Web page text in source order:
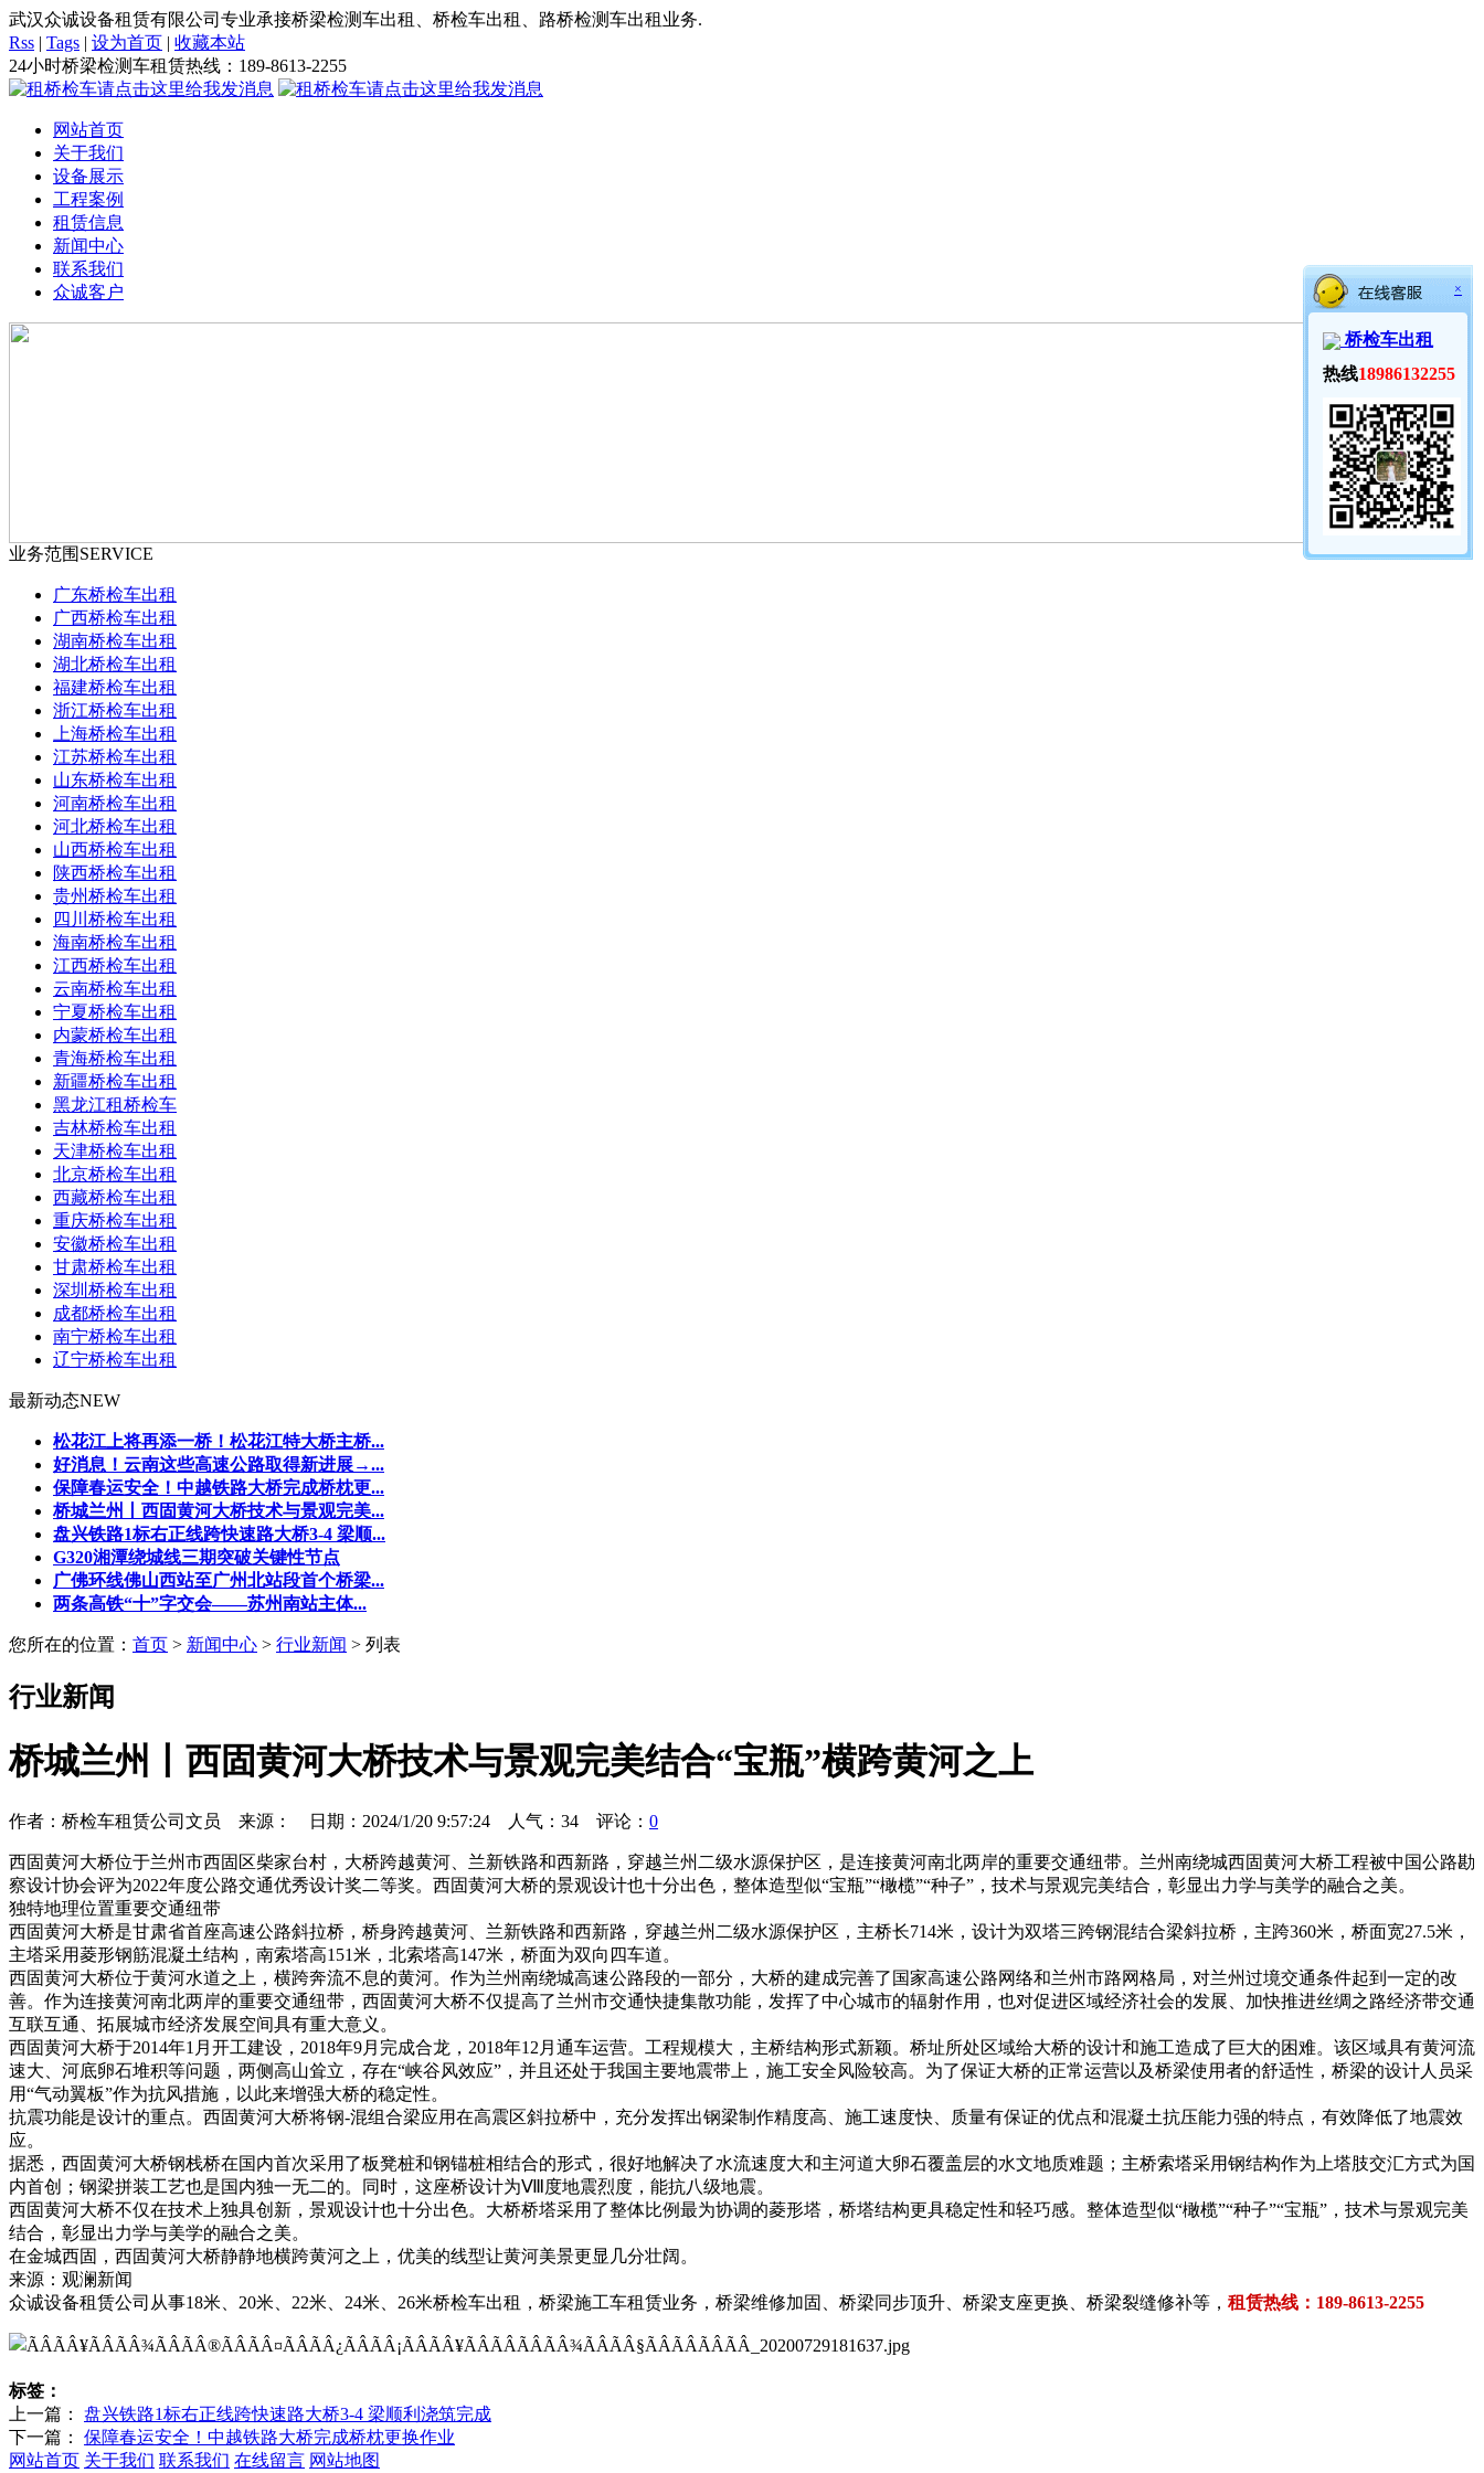
武汉众诚设备租赁有限公司专业承接桥梁检测车出租、桥检车出租、路桥检测车出租业务.
Rss | Tags | 设为首页 | 收藏本站
24小时桥梁检测车租赁热线： 189-8613-2255
网站首页
关于我们
设备展示
工程案例
租赁信息
新闻中心
联系我们
众诚客户
业务范围 SERVICE
广东桥检车出租
广西桥检车出租
湖南桥检车出租
湖北桥检车出租
福建桥检车出租
浙江桥检车出租
上海桥检车出租
江苏桥检车出租
山东桥检车出租
河南桥检车出租
河北桥检车出租
山西桥检车出租
陕西桥检车出租
贵州桥检车出租
四川桥检车出租
海南桥检车出租
江西桥检车出租
云南桥检车出租
宁夏桥检车出租
内蒙桥检车出租
青海桥检车出租
新疆桥检车出租
黑龙江租桥检车
吉林桥检车出租
天津桥检车出租
北京桥检车出租
西藏桥检车出租
重庆桥检车出租
安徽桥检车出租
甘肃桥检车出租
深圳桥检车出租
成都桥检车出租
南宁桥检车出租
辽宁桥检车出租
最新动态NEW
松花江上将再添一桥！松花江特大桥主桥...
好消息！云南这些高速公路取得新进展→...
保障春运安全！中越铁路大桥完成桥枕更...
桥城兰州丨西固黄河大桥技术与景观完美...
盘兴铁路1标右正线跨快速路大桥3-4 梁顺...
G320湘潭绕城线三期突破关键性节点
广佛环线佛山西站至广州北站段首个桥梁...
两条高铁“十”字交会——苏州南站主体...
您所在的位置： 首页 > 新闻中心 > 行业新闻 > 列表
行业新闻
桥城兰州丨西固黄河大桥技术与景观完美结合“宝瓶”横跨黄河之上
作者：桥检车租赁公司文员 来源： 日期：2024/1/20 9:57:24 人气： 34 评论： 0
西固黄河大桥位于兰州市西固区柴家台村，大桥跨越黄河、兰新铁路和西新路，穿越兰州二级水源保护区，是连接黄河南北两岸的重要交通纽带。兰州南绕城西固黄河大桥工程被中国公路勘
察设计协会评为2022年度公路交通优秀设计奖二等奖。西固黄河大桥的景观设计也十分出色，整体造型似“宝瓶”“橄榄”“种子”，技术与景观完美结合，彰显出力学与美学的融合之美。
独特地理位置重要交通纽带
西固黄河大桥是甘肃省首座高速公路斜拉桥，桥身跨越黄河、兰新铁路和西新路，穿越兰州二级水源保护区，主桥长714米，设计为双塔三跨钢混结合梁斜拉桥，主跨360米，桥面宽27.5米，
主塔采用菱形钢筋混凝土结构，南索塔高151米，北索塔高147米，桥面为双向四车道。
西固黄河大桥位于黄河水道之上，横跨奔流不息的黄河。作为兰州南绕城高速公路段的一部分，大桥的建成完善了国家高速公路网络和兰州市路网格局，对兰州过境交通条件起到一定的改
善。作为连接黄河南北两岸的重要交通纽带，西固黄河大桥不仅提高了兰州市交通快捷集散功能，发挥了中心城市的辐射作用，也对促进区域经济社会的发展、加快推进丝绸之路经济带交通
互联互通、拓展城市经济发展空间具有重大意义。
西固黄河大桥于2014年1月开工建设，2018年9月完成合龙，2018年12月通车运营。工程规模大，主桥结构形式新颖。桥址所处区域给大桥的设计和施工造成了巨大的困难。该区域具有黄河流
速大、河底卵石堆积等问题，两侧高山耸立，存在“峡谷风效应”，并且还处于我国主要地震带上，施工安全风险较高。为了保证大桥的正常运营以及桥梁使用者的舒适性，桥梁的设计人员采
用“气动翼板”作为抗风措施，以此来增强大桥的稳定性。
抗震功能是设计的重点。西固黄河大桥将钢-混组合梁应用在高震区斜拉桥中，充分发挥出钢梁制作精度高、施工速度快、质量有保证的优点和混凝土抗压能力强的特点，有效降低了地震效
应。
据悉，西固黄河大桥钢栈桥在国内首次采用了板凳桩和钢锚桩相结合的形式，很好地解决了水流速度大和主河道大卵石覆盖层的水文地质难题；主桥索塔采用钢结构作为上塔肢交汇方式为国
内首创；钢梁拼装工艺也是国内独一无二的。同时，这座桥设计为Ⅷ度地震烈度，能抗八级地震。
西固黄河大桥不仅在技术上独具创新，景观设计也十分出色。大桥桥塔采用了整体比例最为协调的菱形塔，桥塔结构更具稳定性和轻巧感。整体造型似“橄榄”“种子”“宝瓶”，技术与景观完美
结合，彰显出力学与美学的融合之美。
在金城西固，西固黄河大桥静静地横跨黄河之上，优美的线型让黄河美景更显几分壮阔。
来源：观澜新闻
众诚设备租赁公司从事18米、20米、22米、24米、26米桥检车出租，桥梁施工车租赁业务，桥梁维修加固、桥梁同步顶升、桥梁支座更换、桥梁裂缝修补等， 租赁热线：189-8613-2255
标签：
上一篇： 盘兴铁路1标右正线跨快速路大桥3-4 梁顺利浇筑完成
下一篇： 保障春运安全！中越铁路大桥完成桥枕更换作业
网站首页 关于我们 联系我们 在线留言 网站地图
×
桥检车出租
热线18986132255